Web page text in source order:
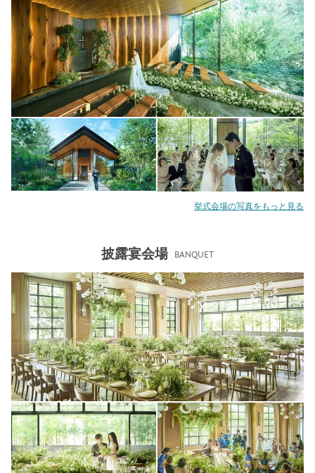
挙式会場の写真をもっと見る
披露宴会場 BANQUET